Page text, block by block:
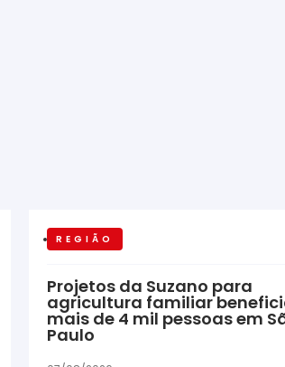
REGIÃO
Projetos da Suzano para
agricultura familiar
mais de 4 mil pessoas em
Paulo